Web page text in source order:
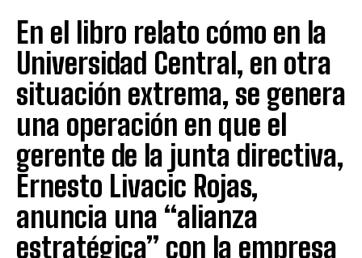
En el libro relato cómo en la
Universidad Central, en otra
situación extrema, se genera
una operación en que el
gerente de la junta directiva,
Ernesto Livacic Rojas,
anuncia una “alianza
estratégica” con la empresa